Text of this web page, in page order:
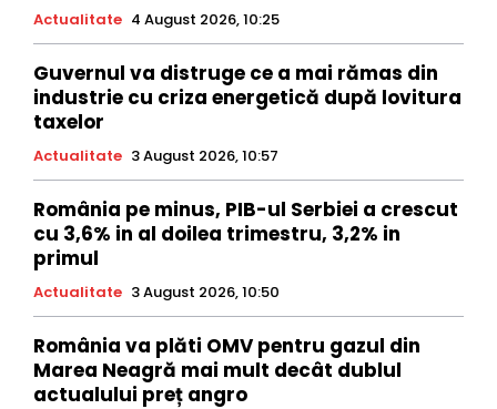
Actualitate 4 August 2026, 10:25
Guvernul va distruge ce a mai rămas din
industrie cu criza energetică după lovitura
taxelor
Actualitate 3 August 2026, 10:57
România pe minus, PIB-ul Serbiei a crescut
cu 3,6% in al doilea trimestru, 3,2% in
primul
Actualitate 3 August 2026, 10:50
România va plăti OMV pentru gazul din
Marea Neagră mai mult decât dublul
actualului preț angro